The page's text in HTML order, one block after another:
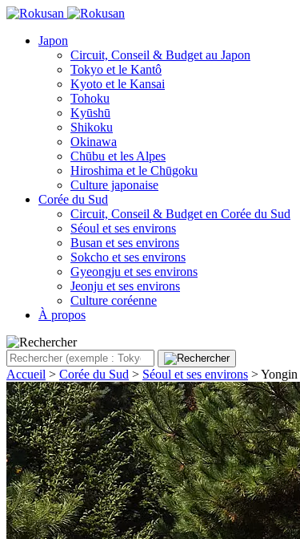
Japon
Circuit, Conseil & Budget au Japon
Tokyo et le Kantô
Kyoto et le Kansai
Tohoku
Kyūshū
Shikoku
Okinawa
Chūbu et les Alpes
Hiroshima et le Chūgoku
Culture japonaise
Corée du Sud
Circuit, Conseil & Budget en Corée du Sud
Séoul et ses environs
Busan et ses environs
Sokcho et ses environs
Gyeongju et ses environs
Jeonju et ses environs
Culture coréenne
À propos
Accueil > Corée du Sud > Séoul et ses environs >Yongin